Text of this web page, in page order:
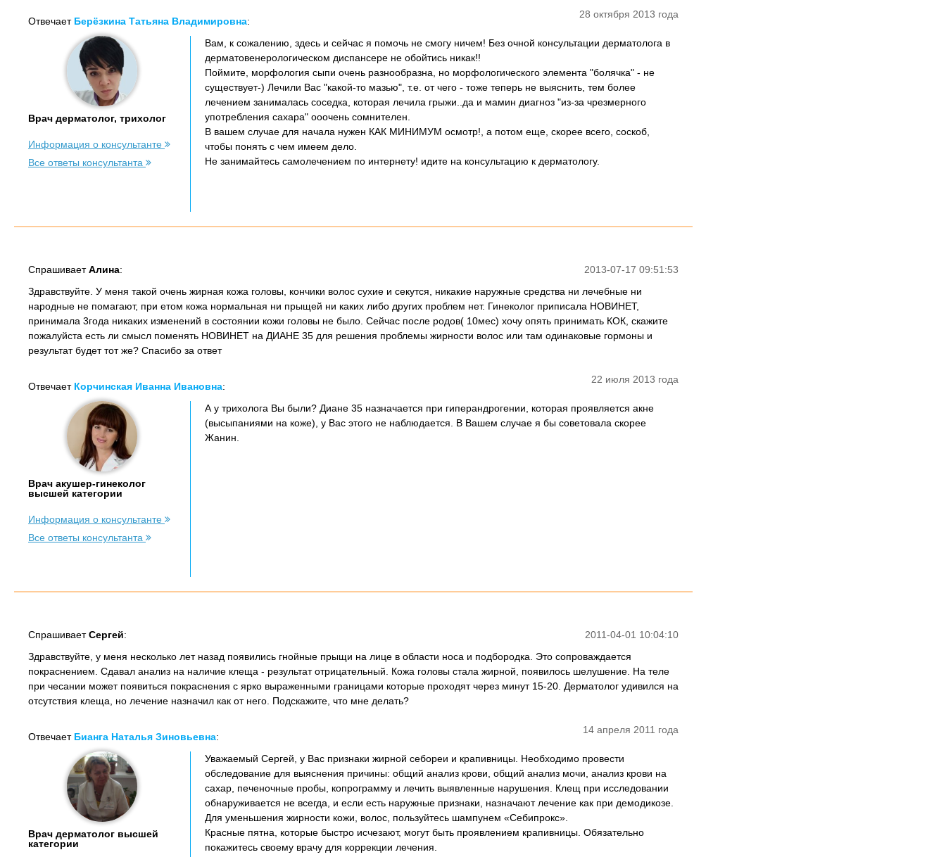
28 октября 2013 года
Отвечает Берёзкина Татьяна Владимировна:
Врач дерматолог, трихолог
Информация о консультанте
Все ответы консультанта
Вам, к сожалению, здесь и сейчас я помочь не смогу ничем! Без очной консультации дерматолога в
дерматовенерологическом диспансере не обойтись никак!!
Поймите, морфология сыпи очень разнообразна, но морфологического элемента "болячка" - не
существует-) Лечили Вас "какой-то мазью", т.е. от чего - тоже теперь не выяснить, тем более
лечением занималась соседка, которая лечила грыжи..да и мамин диагноз "из-за чрезмерного
употребления сахара" ооочень сомнителен.
В вашем случае для начала нужен КАК МИНИМУМ осмотр!, а потом еще, скорее всего, соскоб,
чтобы понять с чем имеем дело.
Не занимайтесь самолечением по интернету! идите на консультацию к дерматологу.
2013-07-17 09:51:53
СпрашиваетАлина:
Здравствуйте. У меня такой очень жирная кожа головы, кончики волос сухие и секутся, никакие наружные средства ни лечебные ни
народные не помагают, при етом кожа нормальная ни прыщей ни каких либо других проблем нет. Гинеколог приписала НОВИНЕТ,
принимала 3года никаких изменений в состоянии кожи головы не было. Сейчас после родов( 10мес) хочу опять принимать КОК, скажите
пожалуйста есть ли смысл поменять НОВИНЕТ на ДИАНЕ 35 для решения проблемы жирности волос или там одинаковые гормоны и
результат будет тот же? Спасибо за ответ
22 июля 2013 года
Отвечает Корчинская Иванна Ивановна:
Врач акушер-гинеколог
высшей категории
Информация о консультанте
Все ответы консультанта
А у трихолога Вы были? Диане 35 назначается при гиперандрогении, которая проявляется акне
(высыпаниями на коже), у Вас этого не наблюдается. В Вашем случае я бы советовала скорее
Жанин.
2011-04-01 10:04:10
СпрашиваетСергей:
Здравствуйте, у меня несколько лет назад появились гнойные прыщи на лице в области носа и подбородка. Это сопроваждается
покраснением. Сдавал анализ на наличие клеща - результат отрицательный. Кожа головы стала жирной, появилось шелушение. На теле
при чесании может появиться покраснения с ярко выраженными границами которые проходят через минут 15-20. Дерматолог удивился на
отсутствия клеща, но лечение назначил как от него. Подскажите, что мне делать?
14 апреля 2011 года
Отвечает Бианга Наталья Зиновьевна:
Врач дерматолог высшей
категории
Уважаемый Сергей, у Вас признаки жирной себореи и крапивницы. Необходимо провести
обследование для выяснения причины: общий анализ крови, общий анализ мочи, анализ крови на
сахар, печеночные пробы, копрограмму и лечить выявленные нарушения. Клещ при исследовании
обнаруживается не всегда, и если есть наружные признаки, назначают лечение как при демодикозе.
Для уменьшения жирности кожи, волос, пользуйтесь шампунем «Себипрокс».
Красные пятна, которые быстро исчезают, могут быть проявлением крапивницы. Обязательно
покажитесь своему врачу для коррекции лечения.